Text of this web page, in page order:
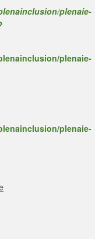
plenaie-
plenaie-
plenaie-